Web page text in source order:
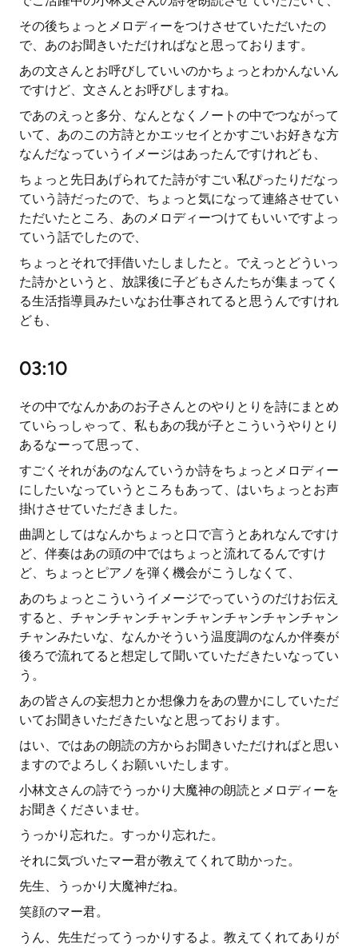
その後ちょっとメロディーをつけさせていただいたの
で、あのお聞きいただければなと思っております。
あの文さんとお呼びしていいのかちょっとわかんないん
ですけど、文さんとお呼びしますね。
であのえっと多分、なんとなくノートの中でつながって
いて、あのこの方詩とかエッセイとかすごいお好きな方
なんだなっていうイメージはあったんですけれども、
ちょっと先日あげられてた詩がすごい私ぴったりだなっ
ていう詩だったので、ちょっと気になって連絡させてい
ただいたところ、あのメロディーつけてもいいですよっ
ていう話でしたので、
ちょっとそれで拝借いたしましたと。でえっとどういっ
た詩かというと、放課後に子どもさんたちが集まってく
る生活指導員みたいなお仕事されてると思うんですけれ
ども、
03:10
その中でなんかあのお子さんとのやりとりを詩にまとめ
ていらっしゃって、私もあの我が子とこういうやりとり
あるなーって思って、
すごくそれがあのなんていうか詩をちょっとメロディー
にしたいなっていうところもあって、はいちょっとお声
掛けさせていただきました。
曲調としてはなんかちょっと口で言うとあれなんですけ
ど、伴奏はあの頭の中ではちょっと流れてるんですけ
ど、ちょっとピアノを弾く機会がこうしなくて、
あのちょっとこういうイメージでっていうのだけお伝え
すると、チャンチャンチャンチャンチャンチャンチャン
チャンみたいな、なんかそういう温度調のなんか伴奏が
後ろで流れてると想定して聞いていただきたいなってい
う。
あの皆さんの妄想力とか想像力をあの豊かにしていただ
いてお聞きいただきたいなと思っております。
はい、ではあの朗読の方からお聞きいただければと思い
ますのでよろしくお願いいたします。
小林文さんの詩でうっかり大魔神の朗読とメロディーを
お聞きくださいませ。
うっかり忘れた。すっかり忘れた。
それに気づいたマー君が教えてくれて助かった。
先生、うっかり大魔神だね。
笑顔のマー君。
うん、先生だってうっかりするよ。教えてくれてありが